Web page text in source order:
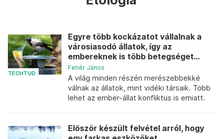
TECHTUD
Egyre több kockázatot vállalnak a
városiasodó állatok, így az
embereknek is több betegséget...
Fehér János
A világ minden részén merészebbekké
válnak az állatok, mint vidéki társaik. Több
lehet az ember-állat konfliktus is emiatt.
Először készült felvétel arról, hogy